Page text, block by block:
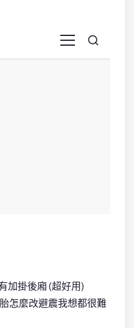
加掛後廂 (超好用)
怎麼改避震我想都很難